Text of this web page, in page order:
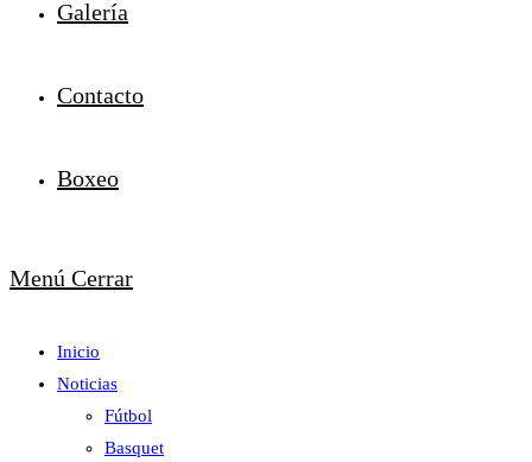
Galería
Contacto
Boxeo
Menú Cerrar
Inicio
Noticias
Fútbol
Basquet